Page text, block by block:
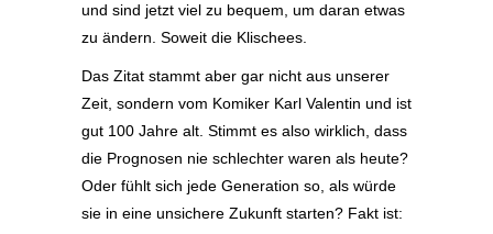
und sind jetzt viel zu bequem, um daran etwas
zu ändern. Soweit die Klischees.
Das Zitat stammt aber gar nicht aus unserer
Zeit, sondern vom Komiker Karl Valentin und ist
gut 100 Jahre alt. Stimmt es also wirklich, dass
die Prognosen nie schlechter waren als heute?
Oder fühlt sich jede Generation so, als würde
sie in eine unsichere Zukunft starten? Fakt ist: